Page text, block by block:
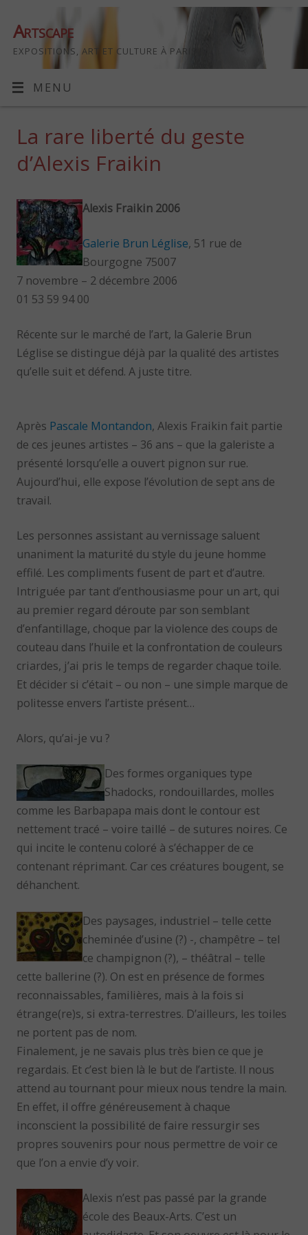
Artscape
EXPOSITIONS, ART ET CULTURE À PARIS
MENU
La rare liberté du geste
d’Alexis Fraikin
Alexis Fraikin 2006
Galerie Brun Léglise, 51 rue de
Bourgogne 75007
7 novembre – 2 décembre 2006
01 53 59 94 00
Récente sur le marché de l’art, la Galerie Brun
Léglise se distingue déjà par la qualité des artistes
qu’elle suit et défend. A juste titre.
Après Pascale Montandon, Alexis Fraikin fait partie
de ces jeunes artistes – 36 ans – que la galeriste a
présenté lorsqu’elle a ouvert pignon sur rue.
Aujourd’hui, elle expose l’évolution de sept ans de
travail.
Les personnes assistant au vernissage saluent
unaniment la maturité du style du jeune homme
effilé. Les compliments fusent de part et d’autre.
Intriguée par tant d’enthousiasme pour un art, qui
au premier regard déroute par son semblant
d’enfantillage, choque par la violence des coups de
couteau dans l’huile et la confrontation de couleurs
criardes, j’ai pris le temps de regarder chaque toile.
Et décider si c’était – ou non – une simple marque de
politesse envers l’artiste présent…
Alors, qu’ai-je vu ?
Des formes organiques type
Shadocks, rondouillardes, molles
comme les Barbapapa mais dont le contour est
nettement tracé – voire taillé – de sutures noires. Ce
qui incite le contenu coloré à s’échapper de ce
contenant réprimant. Car ces créatures bougent, se
déhanchent.
Des paysages, industriel – telle cette
cheminée d’usine (?) -, champêtre – tel
ce champignon (?), – théâtral – telle
cette ballerine (?). On est en présence de formes
reconnaissables, familières, mais à la fois si
étrange(re)s, si extra-terrestres. D’ailleurs, les toiles
ne portent pas de nom.
Finalement, je ne savais plus très bien ce que je
regardais. Et c’est bien là le but de l’artiste. Il nous
attend au tournant pour mieux nous tendre la main.
En effet, il offre généreusement à chaque
inconscient la possibilité de faire ressurgir ses
propres souvenirs pour nous permettre de voir ce
que l’on a envie d’y voir.
Alexis n’est pas passé par la grande
école des Beaux-Arts. C’est un